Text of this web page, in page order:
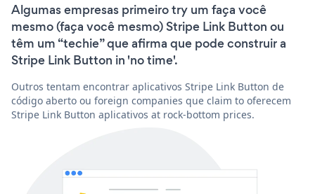
Algumas empresas primeiro try um faça você
mesmo (faça você mesmo) Stripe Link Button ou
têm um “techie” que afirma que pode construir a
Stripe Link Button in 'no time'.
Outros tentam encontrar aplicativos Stripe Link Button de
código aberto ou foreign companies que claim to oferecem
Stripe Link Button aplicativos at rock-bottom prices.